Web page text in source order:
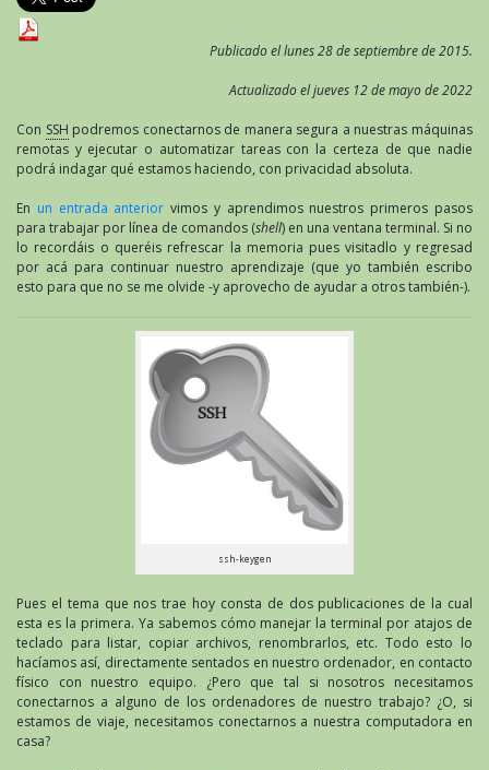
Publicado el lunes 28 de septiembre de 2015.
Actualizado el jueves 12 de mayo de 2022
Con SSH podremos conectarnos de manera segura a nuestras máquinas
remotas y ejecutar o automatizar tareas con la certeza de que nadie
podrá indagar qué estamos haciendo, con privacidad absoluta.
En un entrada anterior vimos y aprendimos nuestros primeros pasos
para trabajar por línea de comandos (shell) en una ventana terminal. Si no
lo recordáis o queréis refrescar la memoria pues visitadlo y regresad
por acá para continuar nuestro aprendizaje (que yo también escribo
esto para que no se me olvide -y aprovecho de ayudar a otros también-).
ssh-keygen
Pues el tema que nos trae hoy consta de dos publicaciones de la cual
esta es la primera. Ya sabemos cómo manejar la terminal por atajos de
teclado para listar, copiar archivos, renombrarlos, etc. Todo esto lo
hacíamos así, directamente sentados en nuestro ordenador, en contacto
físico con nuestro equipo. ¿Pero que tal si nosotros necesitamos
conectarnos a alguno de los ordenadores de nuestro trabajo? ¿O, si
estamos de viaje, necesitamos conectarnos a nuestra computadora en
casa?